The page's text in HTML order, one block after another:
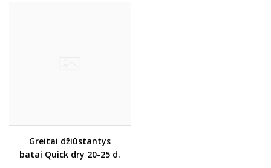
Greitai džiūstantys
batai Quick dry 20-25 d.